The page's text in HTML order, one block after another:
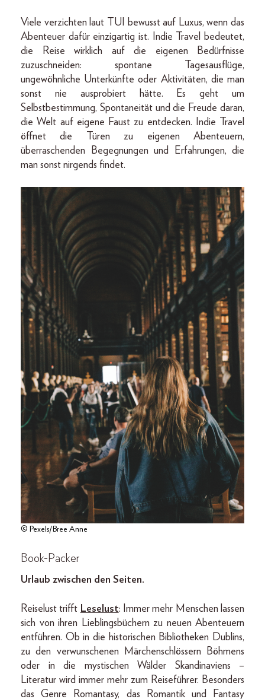
Viele verzichten laut TUI bewusst auf Luxus, wenn das
Abenteuer dafür einzigartig ist. Indie Travel bedeutet,
die Reise wirklich auf die eigenen Bedürfnisse
zuzuschneiden: spontane Tagesausflüge,
ungewöhnliche Unterkünfte oder Aktivitäten, die man
sonst nie ausprobiert hätte. Es geht um
Selbstbestimmung, Spontaneität und die Freude daran,
die Welt auf eigene Faust zu entdecken. Indie Travel
öffnet die Türen zu eigenen Abenteuern,
überraschenden Begegnungen und Erfahrungen, die
man sonst nirgends findet.
© Pexels/Bree Anne
Book-Packer
Urlaub zwischen den Seiten.
Reiselust trifft Leselust: Immer mehr Menschen lassen
sich von ihren Lieblingsbüchern zu neuen Abenteuern
entführen. Ob in die historischen Bibliotheken Dublins,
zu den verwunschenen Märchenschlössern Böhmens
oder in die mystischen Wälder Skandinaviens –
Literatur wird immer mehr zum Reiseführer. Besonders
das Genre Romantasy, das Romantik und Fantasy